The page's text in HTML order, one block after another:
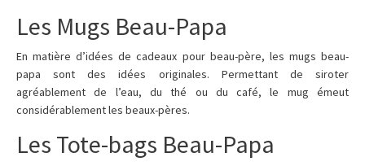
Les Mugs Beau-Papa
En matière d’idées de cadeaux pour beau-père, les mugs beau-
papa sont des idées originales. Permettant de siroter
agréablement de l’eau, du thé ou du café, le mug émeut
considérablement les beaux-pères.
Les Tote-bags Beau-Papa